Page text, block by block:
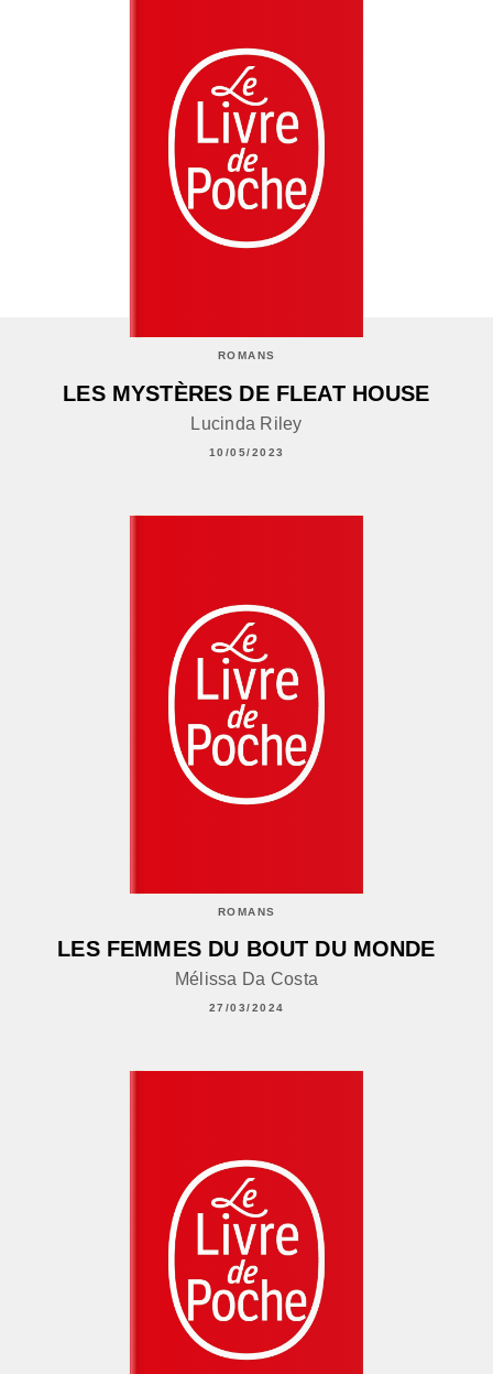
ROMANS
LES MYSTÈRES DE FLEAT HOUSE
Lucinda Riley
10/05/2023
ROMANS
LES FEMMES DU BOUT DU MONDE
Mélissa Da Costa
27/03/2024